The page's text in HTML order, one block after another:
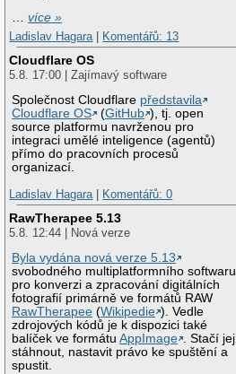
…více »
Ladislav Hagara| Komentářů: 13
Cloudflare OS
5.8. 17:00 | Zajímavý software
Společnost Cloudflare představila
Cloudflare OS
(GitHub ), tj. open
source platformu navrženou pro
integraci umělé inteligence (agentů)
přímo do pracovních procesů
organizací.
Ladislav Hagara| Komentářů: 0
RawTherapee 5.13
5.8. 12:44 | Nová verze
Byla vydána nová verze 5.13
svobodného multiplatformního softwaru
pro konverzi a zpracování digitálních
fotografií primárně ve formátů RAW
RawTherapee (Wikipedie ). Vedle
zdrojových kódů je k dispozici také
balíček ve formátuAppImage . Stačí jej
stáhnout, nastavit právo ke spuštění a
spustit.